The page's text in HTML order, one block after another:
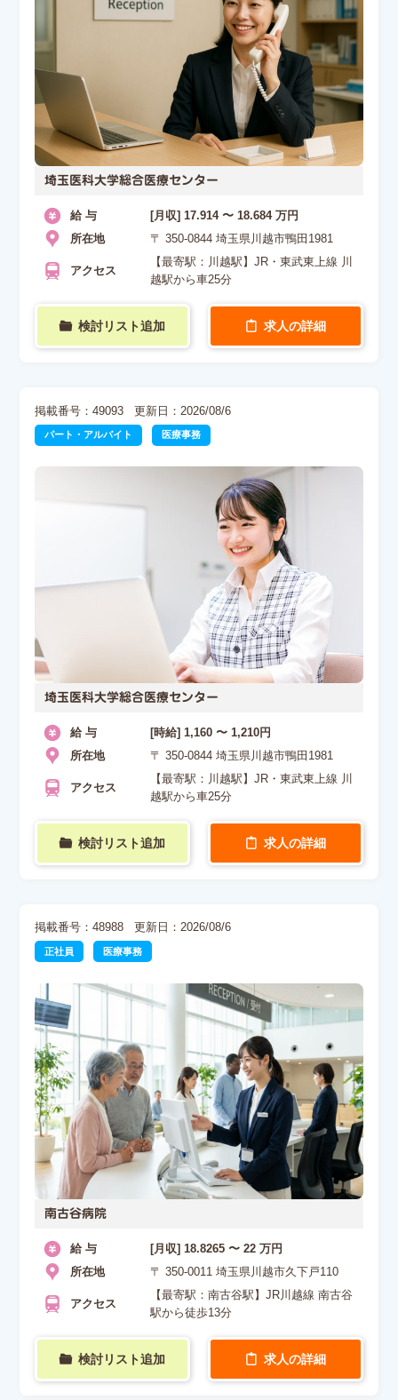
埼玉医科大学総合医療センター
給 与
[月収] 17.914 〜 18.684 万円
所在地
〒 350-0844 埼玉県川越市鴨田1981
アクセス
【最寄駅：川越駅】JR・東武東上線 川
越駅から車25分
検討リスト追加 求人の詳細
掲載番号：49093 更新日：2026/08/6
パート・アルバイト 医療事務
埼玉医科大学総合医療センター
給 与
[時給] 1,160 〜 1,210円
所在地
〒 350-0844 埼玉県川越市鴨田1981
アクセス
【最寄駅：川越駅】JR・東武東上線 川
越駅から車25分
検討リスト追加 求人の詳細
掲載番号：48988 更新日：2026/08/6
正社員 医療事務
南古谷病院
給 与
[月収] 18.8265 〜 22 万円
所在地
〒 350-0011 埼玉県川越市久下戸110
アクセス
【最寄駅：南古谷駅】JR川越線 南古谷
駅から徒歩13分
検討リスト追加 求人の詳細